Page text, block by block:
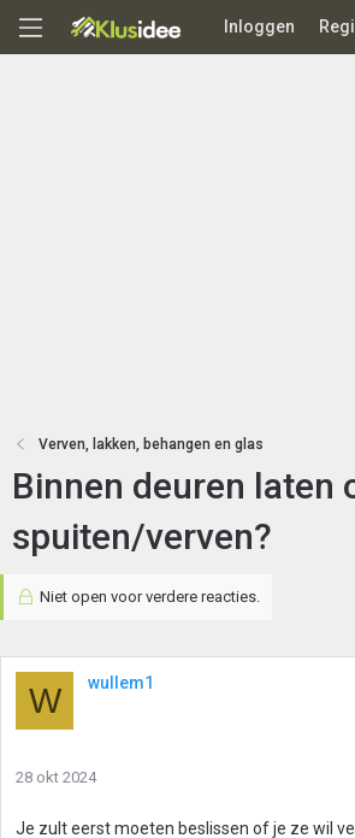
Inloggen
Verven, lakken, behangen en glas
Binnen deuren laten
spuiten/verven?
Niet open voor verdere reacties.
W wullem1
28 okt 2024
Je zult eerst moeten beslissen of je ze wil